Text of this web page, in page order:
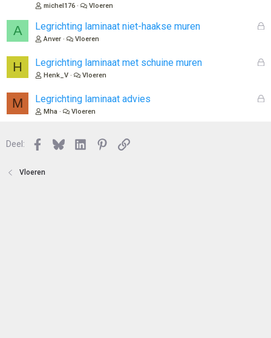
o
michel176 Vloeren
A
G
l
n
Legrichting laminaat niet-haakse muren
Anver Vloeren
H
G
l
Legrichting laminaat met schuine muren
Henk_V Vloeren
M
G
Legrichting laminaat advies
Mha Vloeren
Deel: Facebook
BlueskyLinkedInPinterest
Link
Vloeren